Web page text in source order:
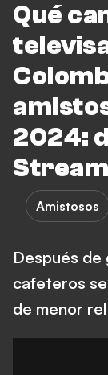
Qué
2024:
Amistosos
Después de
cafeteros
de menor